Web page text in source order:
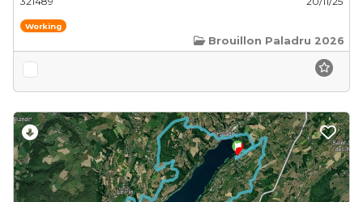
Working
Brouillon Paladru 2026